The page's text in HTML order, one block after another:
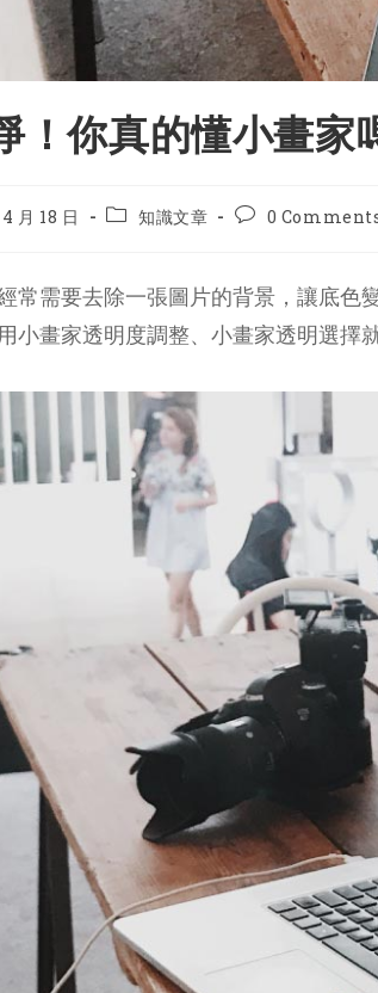
！你真的懂小畫家
月 18 日
Post知識文章
Post0
常需要去除一張圖片的背景，讓底
小畫家透明度調整、小畫家透明選